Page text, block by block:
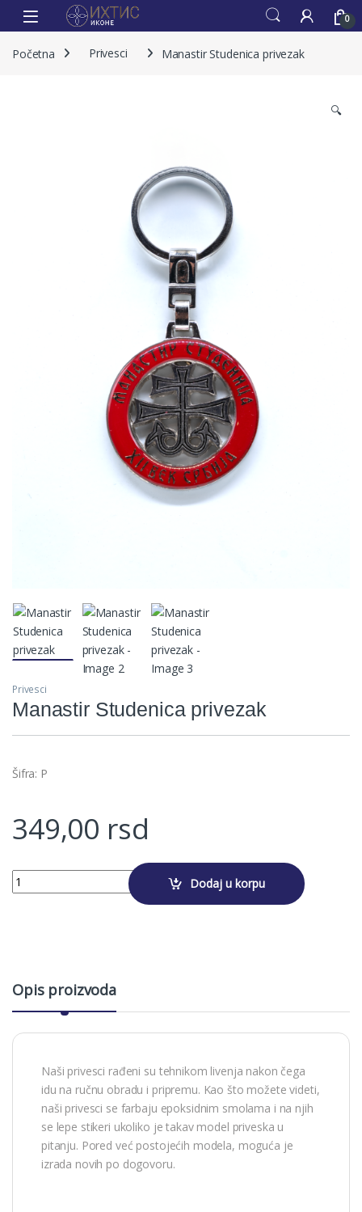
0
Početna Privesci Manastir Studenica privezak
🔍
Privesci
Manastir Studenica privezak
Šifra: P
349,00 rsd
Manastir Studenica privezak quantityDodaj u korpu
Opis proizvoda
Naši privesci rađeni su tehnikom livenja nakon čega
idu na ručnu obradu i pripremu. Kao što možete videti,
naši privesci se farbaju epoksidnim smolama i na njih
se lepe stikeri ukoliko je takav model priveska u
pitanju. Pored već postojećih modela, moguća je
izrada novih po dogovoru.